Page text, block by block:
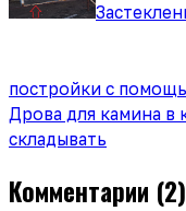
постройки с
Дрова для камина в
складывать
Комментарии (2)